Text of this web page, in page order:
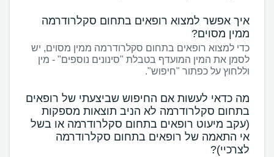
איך אפשר למצוא רופאים בתחום סקלרודרמה
ממין מסוים?
כדי למצוא רופאים בתחום סקלרודרמה ממין מסוים, יש
לסמן את המין המועדף בטבלת "סינונים נוספים" - מין
וללחוץ על כפתור "חיפוש".
מה כדאי לעשות אם החיפוש שביצעתי של רופאים
בתחום סקלרודרמה לא הניב תוצאות מספקות
(עקב מיעוט רופאים בתחום סקלרודרמה או בשל
אי התאמה של רופאים בתחום סקלרודרמה
לצרכיי)?